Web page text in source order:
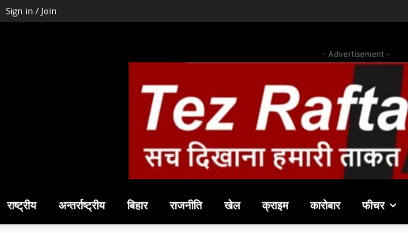
Sign in / Join
- Advertisement -
राष्ट्रीय अन्तर्राष्ट्रीय बिहार राजनीति खेल क्राइम कारोबार फीचर